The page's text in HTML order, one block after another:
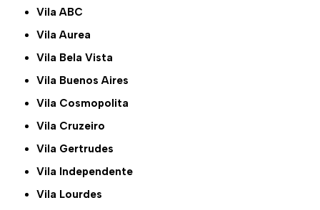
Vila ABC
Vila Aurea
Vila Bela Vista
Vila Buenos Aires
Vila Cosmopolita
Vila Cruzeiro
Vila Gertrudes
Vila Independente
Vila Lourdes